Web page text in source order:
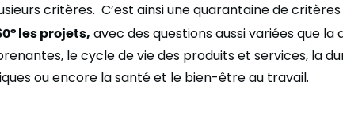
critères. C’est ainsi une quarantaine de
les projets, avec des questions aussi variées que la
le cycle de vie des produits et services, la
ou encore la santé et le bien-être au travail.